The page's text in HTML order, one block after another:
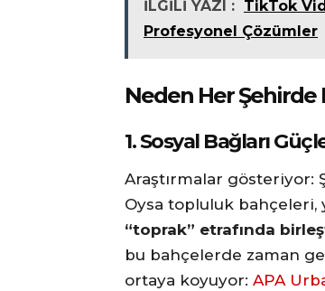
İLGİLİ YAZI : TikTok
Profesyonel Çözümler
Neden Her Şehirde
1.Sosyal Bağları
Araştırmalar gösteriyor:
Oysa topluluk bahçeleri,
“toprak” etrafında
bu bahçelerde zaman
ortaya koyuyor: APA